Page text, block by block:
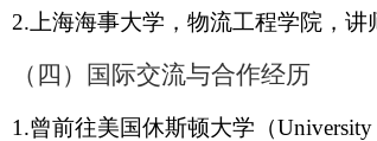
2. 上海海事大学，物流工程学院，讲
（四）国际交流与合作经历
1.曾前往美国休斯顿大学（